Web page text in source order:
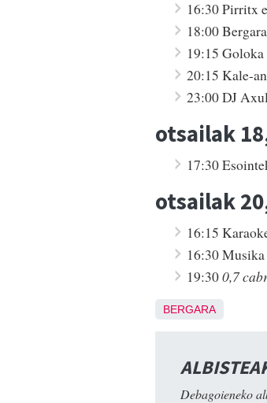
16:30 Pirritx
18:00
19:15
20:15 Kale-
23:00 DJ
otsailak
17:30
otsailak
16:15
16:30
19:300,7
BERGARA
Debagoieneko